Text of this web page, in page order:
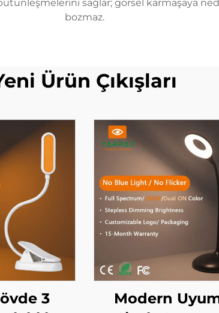
sağlar; görsel karmaşaya
bozmaz.
Ürün Çıkışları
3
Modern